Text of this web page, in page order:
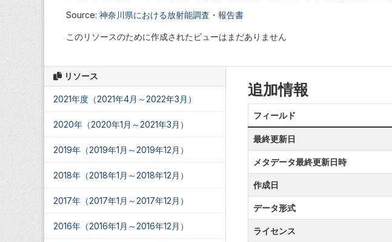
Source: 神奈川県における放射能調査・報告書
このリソースのために作成されたビューはまだありません
リソース
2021年度（2021年4月～2022年3月）
2020年（2020年1月～2021年3月）
2019年（2019年1月～2019年12月）
2018年（2018年1月～2018年12月）
2017年（2017年1月～2017年12月）
2016年（2016年1月～2016年12月）
追加情報
フィールド
最終更新日
メタデータ最終更新日時
作成日
データ形式
ライセンス